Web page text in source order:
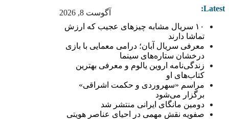
آگوست 8, 2026 Latest:
۱۰ سریال مشابه چیزهای عجیب که ارزش
تماشا دارند
معرفی سریال آبان؛ درامی معمایی با بازی
درخشان ستاره‌های سینما
زندگی‌نامه اروین یالوم و معرفی بهترین
کتاب‌های او
مراسم «سهروردی و حکمت اشراقی»
برگزار می‌شود
دومین مانگای ایرانی منتشر شد
صفویه نقش مهمی در احیای عناصر هویتی